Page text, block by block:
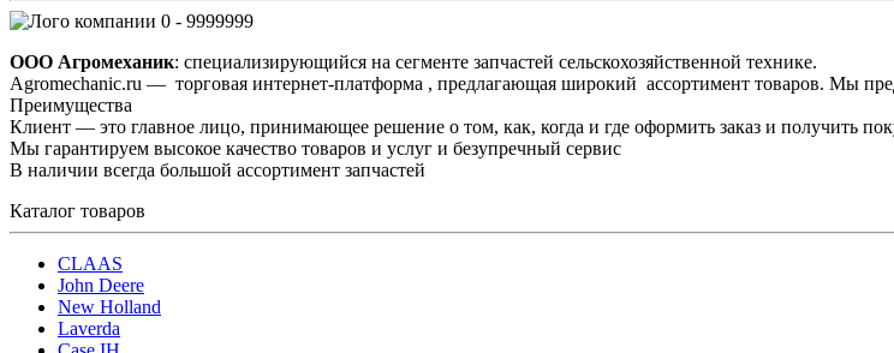
0 - 9999999
ООО Агромеханик: специализирующийся на сегменте запчастей сельскохозяйственной технике.
Agromechanic.ru — торговая интернет-платформа , предлагающая широкий ассортимент товаров. Мы
Преимущества
Клиент — это главное лицо, принимающее решение о том, как, когда и где оформить заказ и получить
Мы гарантируем высокое качество товаров и услуг и безупречный сервис
В наличии всегда большой ассортимент запчастей
Каталог товаров
CLAAS
John Deere
New Holland
Laverda